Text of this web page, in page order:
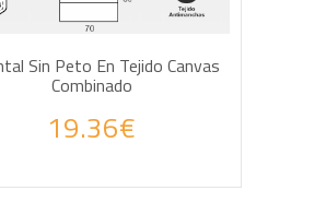
Sin Peto En Tejido Canvas
Combinado
19.36€